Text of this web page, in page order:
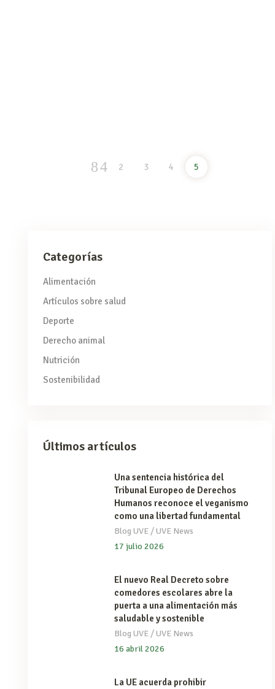
2 3 4 5
Categorías
Alimentación
Artículos sobre salud
Deporte
Derecho animal
Nutrición
Sostenibilidad
Últimos artículos
Una sentencia histórica del
Tribunal Europeo de Derechos
Humanos reconoce el veganismo
como una libertad fundamental
Blog UVE/UVE News
17 julio 2026
El nuevo Real Decreto sobre
comedores escolares abre la
puerta a una alimentación más
saludable y sostenible
Blog UVE/UVE News
16 abril 2026
La UE acuerda prohibir